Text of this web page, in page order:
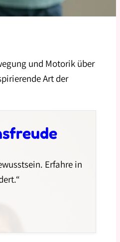
und Motorik über
Art der
Erfahre in